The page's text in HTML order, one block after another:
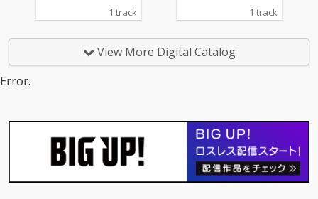
1 track
1 track
View More Digital Catalog
Error.